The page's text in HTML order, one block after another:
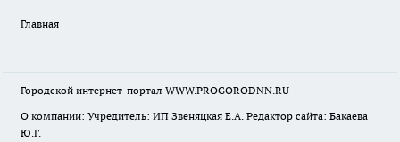
Главная
Городской интернет-портал WWW.PROGORODNN.RU
О компании: Учредитель: ИП Звеняцкая Е.А. Редактор сайта: Бакаева
Ю.Г.